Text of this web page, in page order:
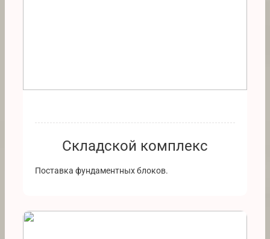
Складской комплекс
Поставка фундаментных блоков.